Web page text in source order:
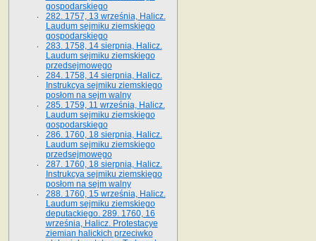
gospodarskiego
282. 1757, 13 września, Halicz.
Laudum sejmiku ziemskiego
gospodarskiego
283. 1758, 14 sierpnia, Halicz.
Laudum sejmiku ziemskiego
przedsejmowego
284. 1758, 14 sierpnia, Halicz.
Instrukcya sejmiku ziemskiego
posłom na sejm walny
285. 1759, 11 września, Halicz.
Laudum sejmiku ziemskiego
gospodarskiego
286. 1760, 18 sierpnia, Halicz.
Laudum sejmiku ziemskiego
przedsejmowego
287. 1760, 18 sierpnia, Halicz.
Instrukcya sejmiku ziemskiego
posłom na sejm walny
288. 1760, 15 września, Halicz.
Laudum sejmiku ziemskiego
deputackiego. 289. 1760, 16
września, Halicz. Protestacye
ziemian halickich przeciwko